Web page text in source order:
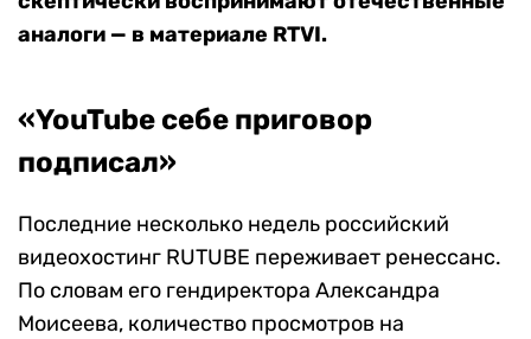
аналоги — в материале RTVI.
«YouTube себе приговор
подписал»
Последние несколько недель российский
видеохостинг RUTUBE переживает ренессанс.
По словам его гендиректора Александра
Моисеева, количество просмотров на